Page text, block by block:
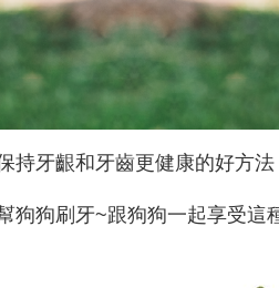
持牙齦和牙齒更健康的好方
狗狗刷牙~跟狗狗一起享受這